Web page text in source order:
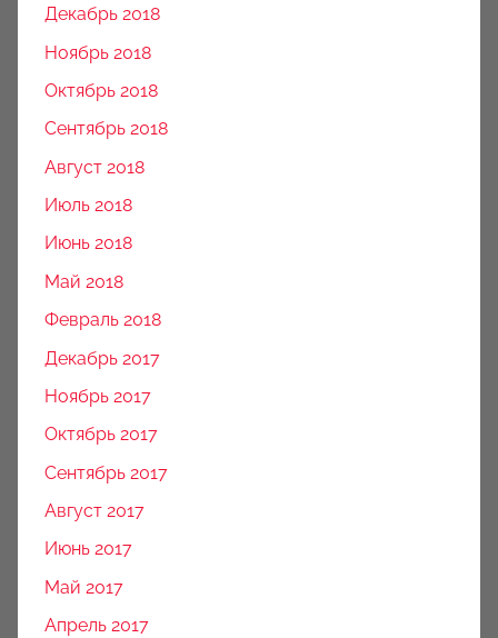
Декабрь 2018
Ноябрь 2018
Октябрь 2018
Сентябрь 2018
Август 2018
Июль 2018
Июнь 2018
Май 2018
Февраль 2018
Декабрь 2017
Ноябрь 2017
Октябрь 2017
Сентябрь 2017
Август 2017
Июнь 2017
Май 2017
Апрель 2017